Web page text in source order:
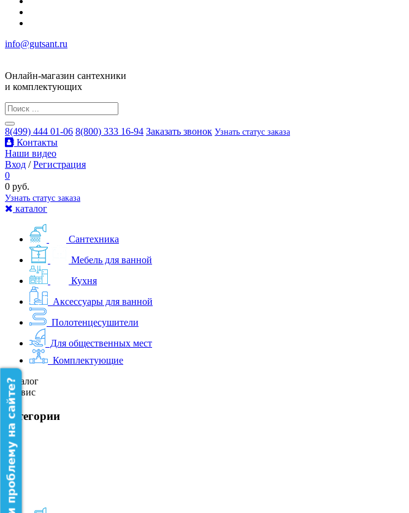
info@gutsant.ru
Онлайн-магазин сантехники
и комплектующих
8(499) 444 01-06 8(800) 333 16-94 Заказать звонок Узнать статус заказа
Контакты
Наши видео
Вход /Регистрация
0
0 руб.
Узнать статус заказа
каталог
Сантехника
Мебель для ванной
Кухня
Аксессуары для ванной
Полотенцесушители
Для общественных мест
Комплектующие
Каталог
Сервис
категории
Нашли проблему на сайте?